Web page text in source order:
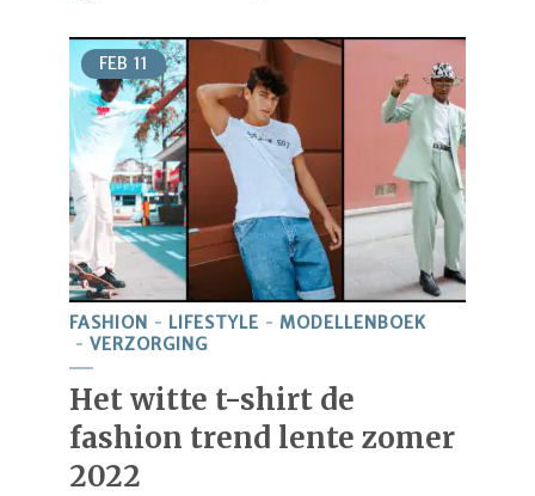
FEB 11
FASHION LIFESTYLE
MODELLENBOEK
VERZORGING
Het witte t-shirt de
fashion trend lente zomer
2022